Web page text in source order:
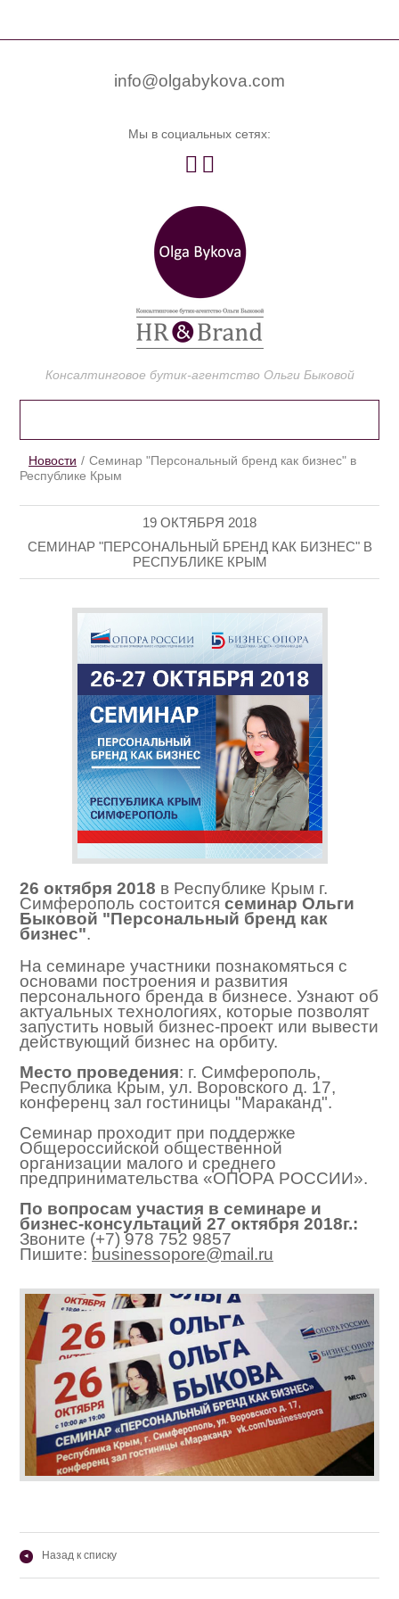
info@olgabykova.com
Мы в социальных сетях:
 
Консалтинговое бутик-агентство Ольги Быковой
Новости
Семинар "Персональный бренд как бизнес" в
Республике Крым
19 ОКТЯБРЯ 2018
СЕМИНАР "ПЕРСОНАЛЬНЫЙ БРЕНД КАК БИЗНЕС" В
РЕСПУБЛИКЕ КРЫМ
26 октября 2018 в Республике Крым г.
Симферополь состоится семинар Ольги
Быковой "Персональный бренд как
бизнес".
На семинаре участники познакомяться с
основами построения и развития
персонального бренда в бизнесе. Узнают об
актуальных технологиях, которые позволят
запустить новый бизнес-проект или вывести
действующий бизнес на орбиту.
Место проведения: г. Симферополь,
Республика Крым, ул. Воровского д. 17,
конференц зал гостиницы "Мараканд".
Семинар проходит при поддержке
Общероссийской общественной
организации малого и среднего
предпринимательства «ОПОРА РОССИИ».
По вопросам участия в семинаре и
бизнес-консультаций 27 октября 2018г.:
Звоните (+7) 978 752 9857
Пишите: businessopore@mail.ru
◂ Назад к списку